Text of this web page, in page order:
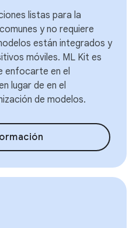
listas para la
y no requiere
están integrados y
móviles. ML Kit es
enfocarte en el
lugar de en el
de modelos.